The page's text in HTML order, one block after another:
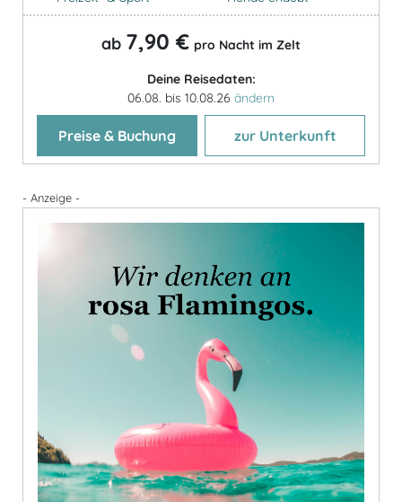
ab 7,90 € pro Nacht im Zelt
Deine Reisedaten:
06.08. bis 10.08.26 ändern
Preise & Buchung zur Unterkunft
- Anzeige -